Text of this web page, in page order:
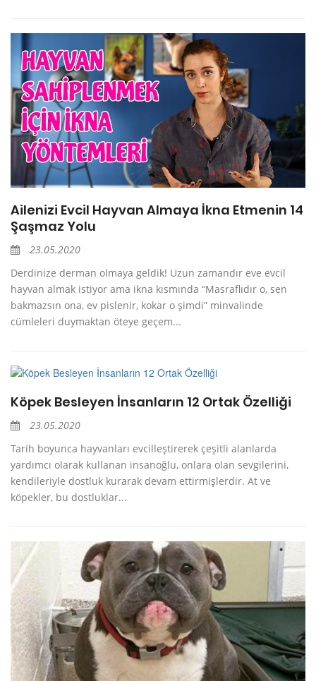
Ailenizi Evcil Hayvan Almaya İkna Etmenin 14
Şaşmaz Yolu
23.05.2020
Derdinize derman olmaya geldik! Uzun zamandır eve evcil
hayvan almak istiyor ama ikna kısmında “Masraflıdır o, sen
bakmazsın ona, ev pislenir, kokar o şimdi” minvalinde
cümleleri duymaktan öteye geçem...
Köpek Besleyen İnsanların 12 Ortak Özelliği
23.05.2020
Tarih boyunca hayvanları evcilleştirerek çeşitli alanlarda
yardımcı olarak kullanan insanoğlu, onlara olan sevgilerini,
kendileriyle dostluk kurarak devam ettirmişlerdir. At ve
köpekler, bu dostluklar...